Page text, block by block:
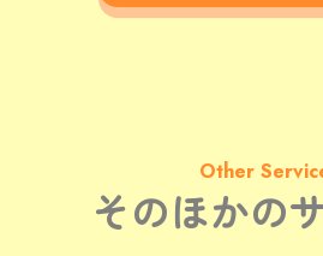
Other
そのほかの